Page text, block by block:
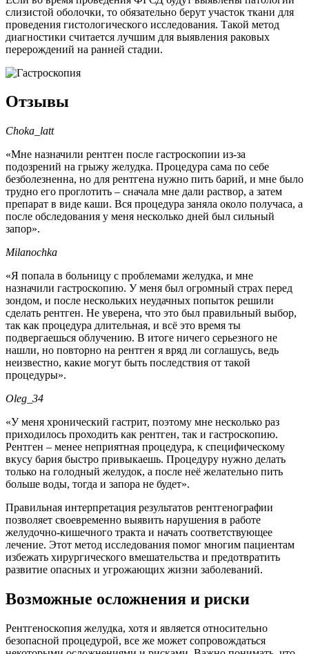
слизистой оболочки, то обязательно берут участок ткани для
проведения гистологического исследования. Такой метод
диагностики считается лучшим для выявления раковых
перерождений на ранней стадии.
Отзывы
Choka_latt
«Мне назначили рентген после гастроскопии из-за
подозрений на грыжу желудка. Процедура сама по себе
безболезненна, но для рентгена нужно пить барий, и мне было
трудно его проглотить – сначала мне дали раствор, а затем
препарат в виде каши. Вся процедура заняла около получаса, а
после обследования у меня несколько дней был сильный
запор».
Milanochka
«Я попала в больницу с проблемами желудка, и мне
назначили гастроскопию. У меня был огромный страх перед
зондом, и после нескольких неудачных попыток решили
сделать рентген. Не уверена, что это был правильный выбор,
так как процедура длительная, и всё это время ты
подвергаешься облучению. В итоге ничего серьезного не
нашли, но повторно на рентген я вряд ли соглашусь, ведь
неизвестно, какие могут быть последствия от такой
процедуры».
Oleg_34
«У меня хронический гастрит, поэтому мне несколько раз
приходилось проходить как рентген, так и гастроскопию.
Рентген – менее неприятная процедура, к специфическому
вкусу бария быстро привыкаешь. Процедуру нужно делать
только на голодный желудок, а после неё желательно пить
больше воды, тогда и запора не будет».
Правильная интерпретация результатов рентгенографии
позволяет своевременно выявить нарушения в работе
желудочно-кишечного тракта и начать соответствующее
лечение. Этот метод исследования помог многим пациентам
избежать хирургического вмешательства и предотвратить
развитие опасных и угрожающих жизни заболеваний.
Возможные осложнения и риски
Рентгеноскопия желудка, хотя и является относительно
безопасной процедурой, все же может сопровождаться